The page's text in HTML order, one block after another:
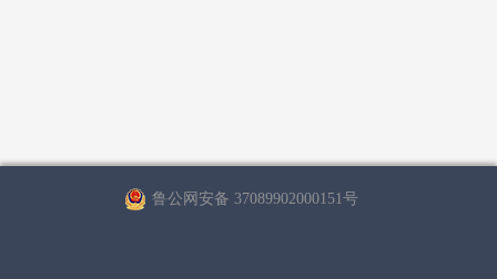
鲁公网安备 37089902000151号